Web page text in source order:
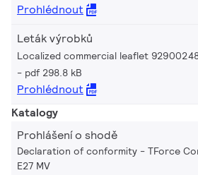
Prohlédnout
Leták výrobků
Localized commercial leaflet
pdf 298.8 kB
Prohlédnout
Katalogy
Prohlášení o shodě
Declaration of conformity - TForce
E27 MV